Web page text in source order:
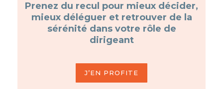
Prenez du recul pour mieux décider,
mieux déléguer et retrouver de la
sérénité dans votre rôle de
dirigeant
J’EN PROFITE